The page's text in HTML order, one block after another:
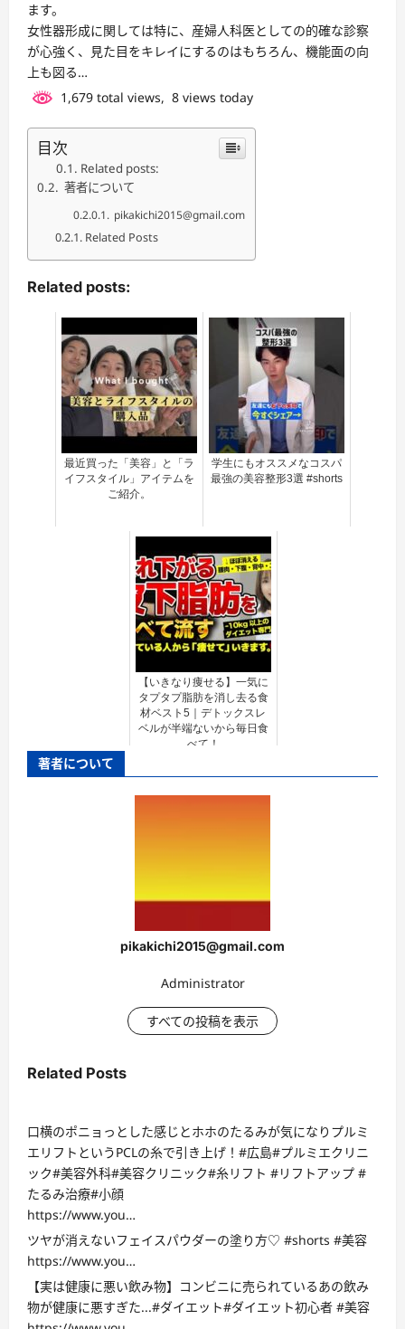
ます。
女性器形成に関しては特に、産婦人科医としての的確な診察
が心強く、見た目をキレイにするのはもちろん、機能面の向
上も図る…
1,679 total views, 8 views today
目次
Related posts:
著者について
pikakichi2015@gmail.com
Related Posts
Related posts:
最近買った「美容」と「ラ
イフスタイル」アイテムを
ご紹介。
学生にもオススメなコスパ
最強の美容整形3選 #shorts
【いきなり痩せる】一気に
タプタプ脂肪を消し去る食
材ベスト5｜デトックスレ
ベルが半端ないから毎日食
べて！
著者について
pikakichi2015@gmail.com
Administrator
すべての投稿を表示
Related Posts
口横のポニョっとした感じとホホのたるみが気になりプルミ
エリフトというPCLの糸で引き上げ！#広島#プルミエクリニ
ック#美容外科#美容クリニック#糸リフト #リフトアップ #
たるみ治療#小顔
https://www.you…
ツヤが消えないフェイスパウダーの塗り方♡ #shorts #美容
https://www.you…
【実は健康に悪い飲み物】コンビニに売られているあの飲み
物が健康に悪すぎた...#ダイエット#ダイエット初心者 #美容